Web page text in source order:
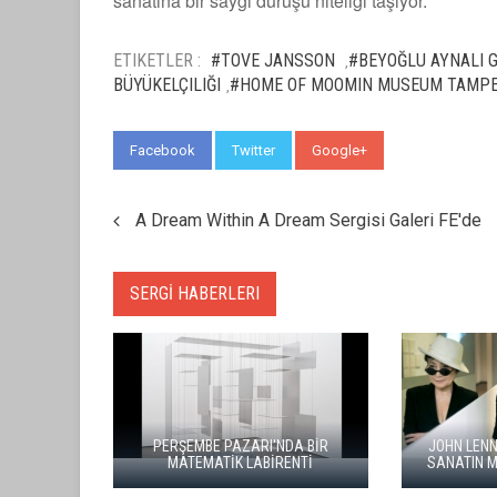
ETIKETLER : #TOVE JANSSON #BEYOĞLU AYNALI
BÜYÜKELÇILIĞI #HOME OF MOOMIN MUSEUM
Facebook Twitter Google+
A Dream Within A Dream Sergisi Galeri FE'de
SERGİ HABERLERI
PERŞEMBE PAZARI'NDA BİR
MATEMATİK LABİRENTİ
JOHN
SANATIN